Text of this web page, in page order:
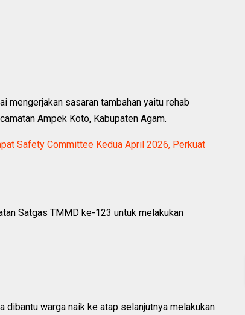
sasaran tambahan yaitu rehab
Ampek Koto, Kabupaten Agam.
Safety Committee Kedua April 2026, Perkuat
Satgas TMMD ke-123 untuk melakukan
dibantu warga naik ke atap selanjutnya melakukan